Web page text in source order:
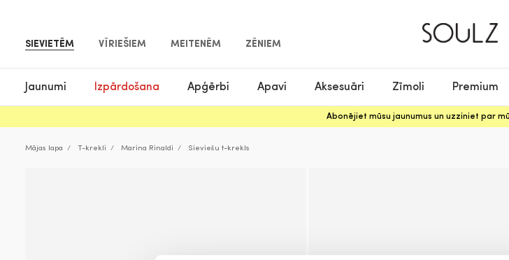
SIEVIETĒM VĪRIEŠIEM MEITENĒM ZĒNIEM
Jaunumi Izpārdošana Apģērbi Apavi Aksesuāri Zīmoli Premium
Abonējiet mūsu jaunumus un uzziniet par
Mājas lapa T-krekli Marina Rinaldi Sieviešu t-krekls